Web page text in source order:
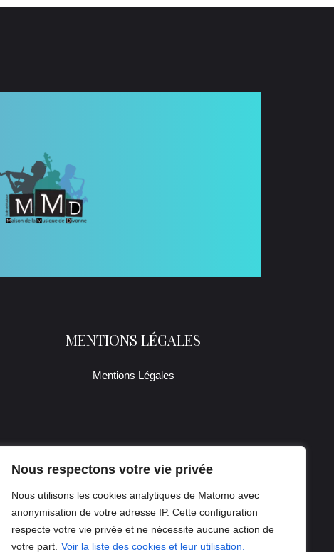
Nous respectons votre vie privée
Nous utilisons les cookies analytiques de Matomo avec
anonymisation de votre adresse IP. Cette configuration
respecte votre vie privée et ne nécessite aucune action de
votre part. Voir la liste des cookies et leur utilisation.
MENTIONS LÉGALES
Mentions Légales